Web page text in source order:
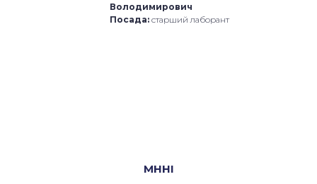
Володимирович
Посада: старший лаборант
МННI